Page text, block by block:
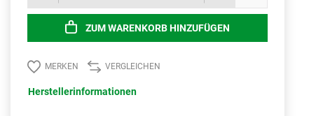
ZUM WARENKORB HINZUFÜGEN
MERKEN VERGLEICHEN
Herstellerinformationen